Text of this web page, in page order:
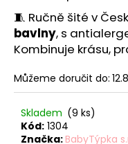
🧵 Ručně šité v
bavlny, s
Kombinuje krásu,
Můžeme doručit do:
Skladem (9 ks)
Kód: 1304
Značka: BabyTýpka
č
u
j
e
e
HNÍZDEČKO